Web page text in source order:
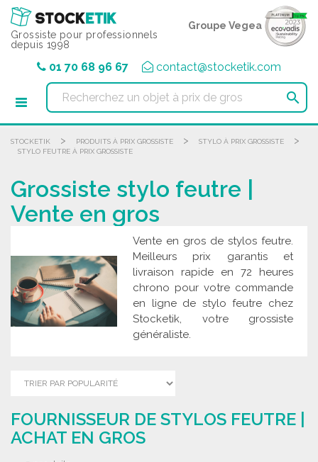
Grossiste pour professionnels
depuis 1998
Groupe Vegea
01 70 68 96 67 contact@stocketik.com

STOCKETIK > PRODUITS À PRIX GROSSISTE > STYLO À PRIX GROSSISTE >
STYLO FEUTRE À PRIX GROSSISTE
Grossiste stylo feutre |
Vente en gros
Vente en gros de stylos feutre.
Meilleurs prix garantis et
livraison rapide en 72 heures
chrono pour votre commande
en ligne de stylo feutre chez
Stocketik, votre grossiste
généraliste.
FOURNISSEUR DE STYLOS FEUTRE |
ACHAT EN GROS
Panneau de gestion des cookies